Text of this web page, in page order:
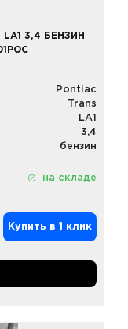
LA1 3,4 БЕНЗИН
Pontiac
Trans
LA1
3,4
бензин
на складе
Купить в 1 клик